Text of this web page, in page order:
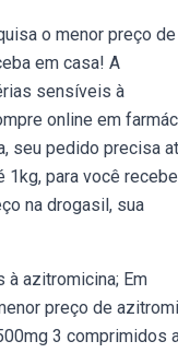
o menor preço de
em casa! A
sensíveis à
online em
seu pedido precisa
para você
na drogasil, sua
azitromicina; Em
preço de
3 comprimidos